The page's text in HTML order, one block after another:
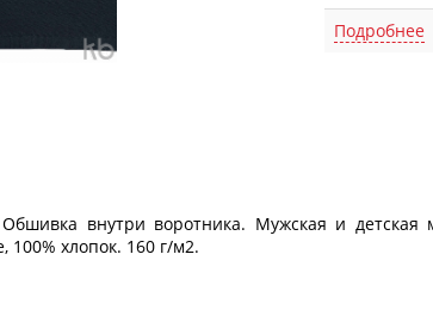
Подробнее
внутри воротника. Мужская и
100% хлопок. 160 г/м2.